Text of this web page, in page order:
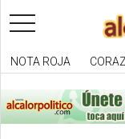
toggle
navigation
NOTA ROJA